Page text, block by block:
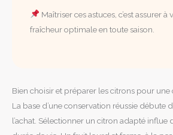
Maîtriser ces astuces, c’est assurer à
fraîcheur optimale en toute saison.
Bien choisir et préparer les citrons pour
La base d’une conservation réussie débute
l’achat. Sélectionner un citron adapté influe